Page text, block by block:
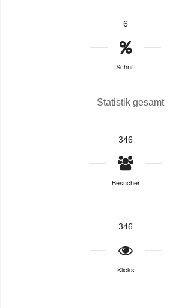
6
Schnitt
Statistik gesamt
346
Besucher
346
Klicks